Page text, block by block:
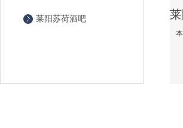
莱阳苏荷酒吧